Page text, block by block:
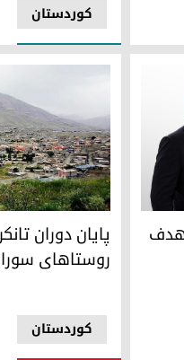
کوردستان
گرفته است
هدف پایان دوران
کوردستان
پایان دوران
روستاهای